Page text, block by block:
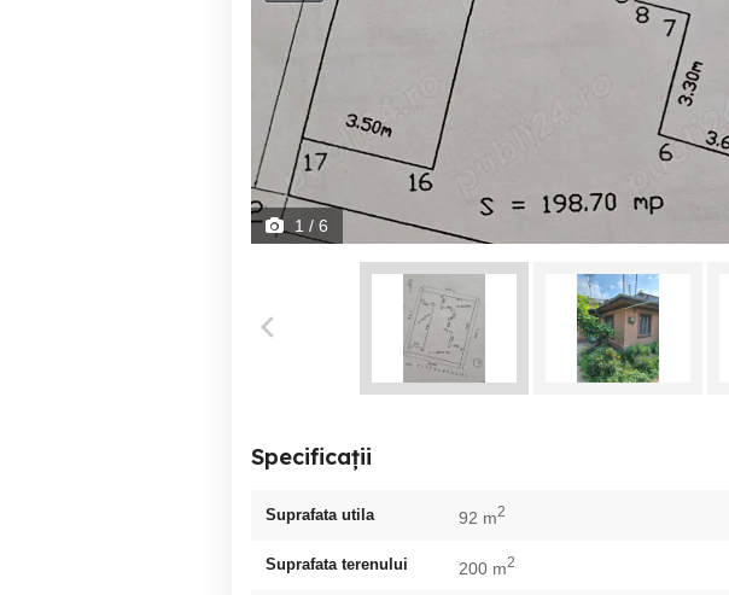
1 / 6
Specificații
Suprafata utila 92 m2
Suprafata terenului 200 m2